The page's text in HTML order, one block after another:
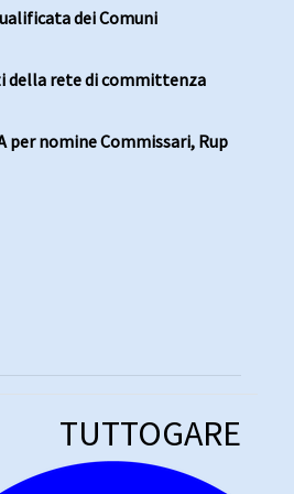
dei Comuni
della rete di committenza
per nomine Commissari, Rup
TUTTOGARE